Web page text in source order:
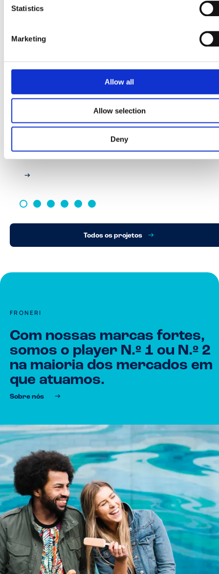
Statistics
Marketing
Allow all
Allow selection
Deny
Aumento de unidades de
produtos por caixa
Todos os projetos
FRONERI
Com nossas marcas fortes,
somos o player N.º 1 ou N.º 2
na maioria dos mercados em
que atuamos.
Sobre nós